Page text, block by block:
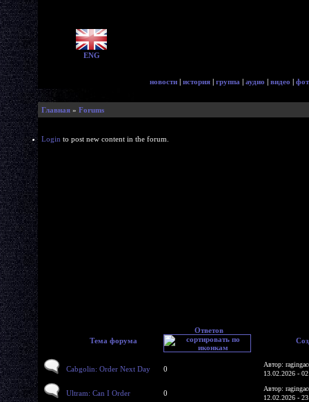
ENG
новости | история | группа | аудио | видео |
Главная » Forums
Login to post new content in the forum.
Тема форума
Ответов
Cabgolin: Order Next Day 0
Автор:
13.02.2026 -
Ultram: Can I Order 0
Автор:
12.02.2026 -